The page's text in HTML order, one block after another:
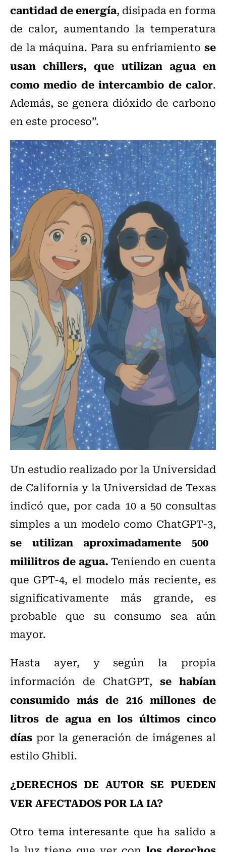
cantidad de energía, disipada en forma
de calor, aumentando la temperatura
de la máquina. Para su enfriamiento se
usan chillers, que utilizan agua en
como medio de intercambio de calor.
Además, se genera dióxido de carbono
en este proceso”.
Un estudio realizado por la Universidad
de California y la Universidad de Texas
indicó que, por cada 10 a 50 consultas
simples a un modelo como ChatGPT-3,
se utilizan aproximadamente 500
mililitros de agua. Teniendo en cuenta
que GPT-4, el modelo más reciente, es
significativamente más grande, es
probable que su consumo sea aún
mayor.
Hasta ayer, y según la propia
información de ChatGPT, se habían
consumido más de 216 millones de
litros de agua en los últimos cinco
días por la generación de imágenes al
estilo Ghibli.
¿DERECHOS DE AUTOR SE PUEDEN
VER AFECTADOS POR LA IA?
Otro tema interesante que ha salido a